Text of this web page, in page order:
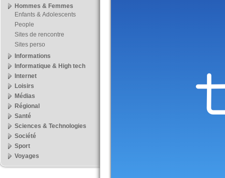
Hommes & Femmes
Enfants & Adolescents
People
Sites de rencontre
Sites perso
Informations
Informatique & High tech
Internet
Loisirs
Médias
Régional
Santé
Sciences & Technologies
Société
Sport
Voyages